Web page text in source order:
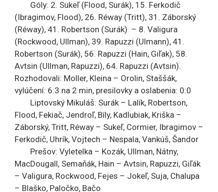
Góly: 2. Sukeľ (Flood, Surák), 15. Ferkodič
(Ibragimov, Flood), 26. Réway (Tritt), 31. Záborský
(Réway), 41. Robertson (Surák) – 8. Valigura
(Rockwood, Ullman), 39. Rapuzzi (Ulmann), 41.
Robertson (Surák), 56. Rapuzzi (Hain, Giľak), 58.
Avtsin (Ullman, Rapuzzi), 64. Rapuzzi (Avtsin).
Rozhodovali: Moller, Kleina – Orolin, Staššák,
vylúčení: 6:3 na 2 min, presilovky a oslabenia: 0:0
Liptovský Mikuláš: Surák – Lalík, Robertson,
Flood, Fekiač, Jendroľ, Bíly, Kadlubiak, Kriška –
Záborský, Tritt, Réway – Sukeľ, Cormier, Ibragimov –
Ferkodič, Uhrík, Vojtech – Nespala, Vankúš, Šandor
Prešov: Vyletelka – Kozák, Ullman, Nátny,
MacDougall, Semaňák, Hain – Avtsin, Rapuzzi, Giľák
– Valigura, Rockwood, Fejes – Jokeľ, Suja, Chalupa
– Blaško, Paločko, Bačo